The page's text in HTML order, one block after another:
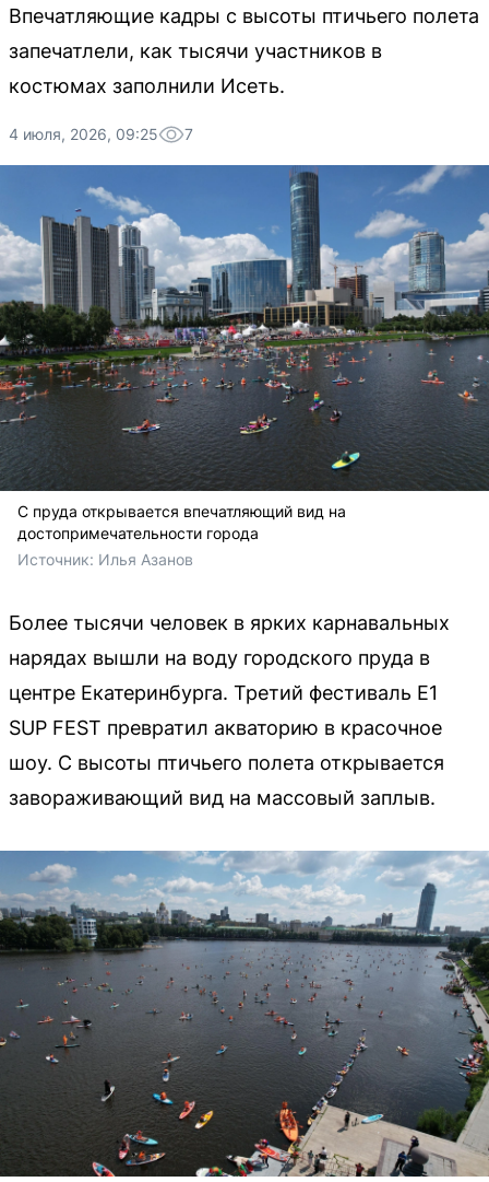
Впечатляющие кадры с высоты птичьего полета
запечатлели, как тысячи участников в
костюмах заполнили Исеть.
4 июля, 2026, 09:25 7
С пруда открывается впечатляющий вид на
достопримечательности города
Источник: Илья Азанов
Более тысячи человек в ярких карнавальных
нарядах вышли на воду городского пруда в
центре Екатеринбурга. Третий фестиваль E1
SUP FEST превратил акваторию в красочное
шоу. С высоты птичьего полета открывается
завораживающий вид на массовый заплыв.